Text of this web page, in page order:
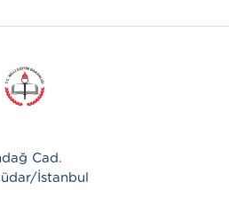
Cad.
İstanbul